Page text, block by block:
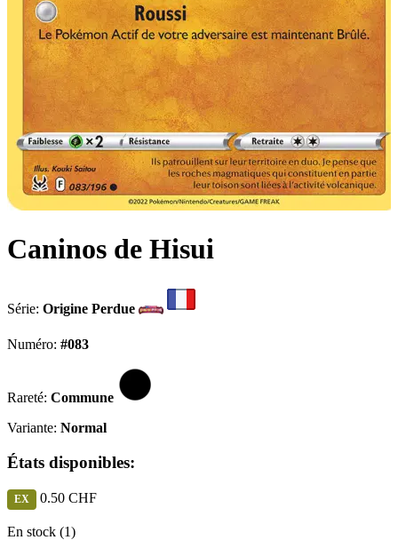
Caninos de Hisui
Série: Origine Perdue
Numéro: #083
Rareté: Commune
Variante: Normal
États disponibles:
EX 0.50 CHF
En stock (1)